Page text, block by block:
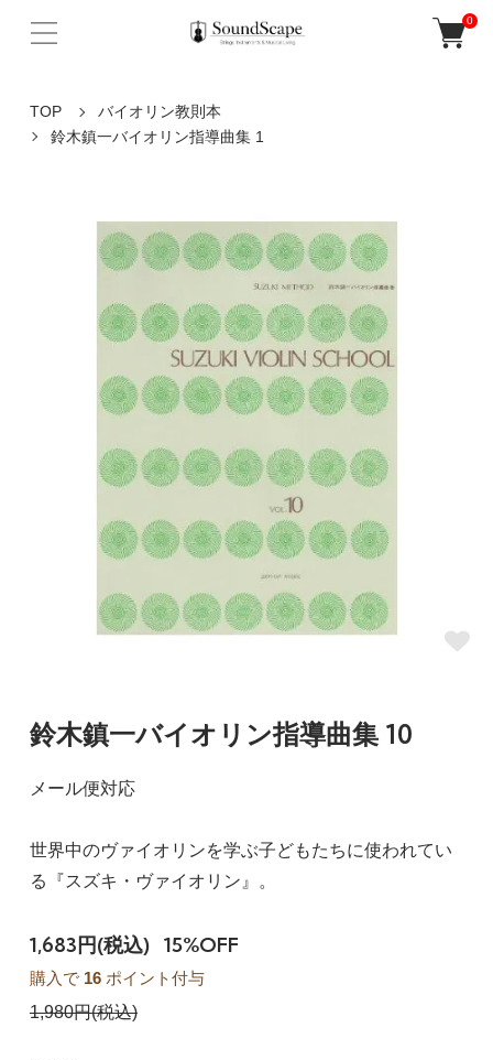
0
TOP
バイオリン教則本
鈴木鎮一バイオリン指導曲集 1
鈴木鎮一バイオリン指導曲集 10
メール便対応
世界中のヴァイオリンを学ぶ子どもたちに使われてい
る『スズキ・ヴァイオリン』。
1,683円(税込) 15%OFF
購入で 16ポイント付与
1,980円(税込)